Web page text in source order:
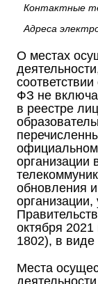
Контактные
Адреса
О местах
ФЗ не
в реестре
официальном
организации
обновления
октября
1802), в
Места